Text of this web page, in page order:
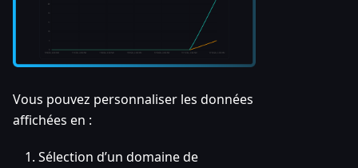
Vous pouvez personnaliser les données
affichées en :
Sélection d’un domaine de